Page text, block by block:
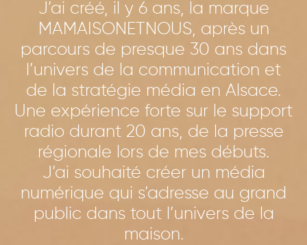
J’ai créé, il y 6 ans, la marque
MAMAISONETNOUS, après un
parcours de presque 30 ans dans
l’univers de la communication et
de la stratégie média en Alsace.
Une expérience forte sur le support
radio durant 20 ans, de la presse
régionale lors de mes débuts.
J’ai souhaité créer un média
numérique qui s’adresse au grand
public dans tout l’univers de la
maison.